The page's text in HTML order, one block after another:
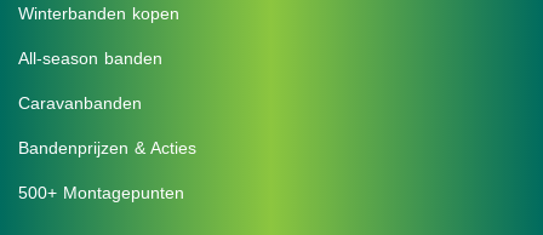
Winterbanden kopen
All-season banden
Caravanbanden
Bandenprijzen & Acties
500+ Montagepunten